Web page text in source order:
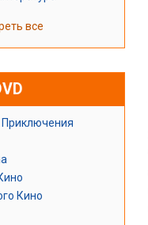
все
Приключения
Кино